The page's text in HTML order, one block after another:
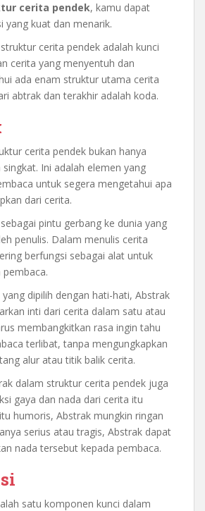
cerita pendek, kamu dapat
yang kuat dan menarik.
cerita pendek adalah kunci
cerita yang menyentuh dan
ada enam struktur utama cerita
abtrak dan terakhir adalah koda.
cerita pendek bukan hanya
singkat. Ini adalah elemen yang
untuk segera mengetahui apa
dari cerita.
pintu gerbang ke dunia yang
penulis. Dalam menulis cerita
berfungsi sebagai alat untuk
dipilih dengan hati-hati, Abstrak
inti dari cerita dalam satu atau
membangkitkan rasa ingin tahu
terlibat, tanpa mengungkapkan
alur atau titik balik cerita.
dalam struktur cerita pendek juga
gaya dan nada dari cerita itu
humoris, Abstrak mungkin ringan
serius atau tragis, Abstrak dapat
nada tersebut kepada pembaca.
satu komponen kunci dalam